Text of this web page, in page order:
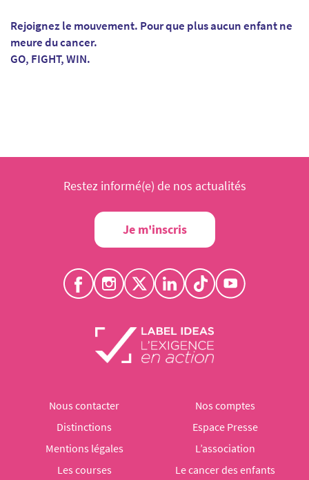
Rejoignez le mouvement. Pour que plus aucun enfant ne
meure du cancer.
GO, FIGHT, WIN.
Restez informé(e) de nos actualités
Je m'inscris
Nous contacter
Nos comptes
Distinctions
Espace Presse
Mentions légales
L’association
Les courses
Le cancer des enfants